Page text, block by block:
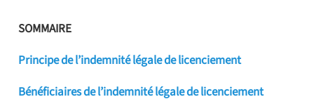
SOMMAIRE
Principe de l’indemnité légale de licenciement
Bénéficiaires de l’indemnité légale de licenciement